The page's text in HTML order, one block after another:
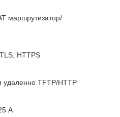
маршрутизатор/
HTTPS
удаленно TFTP/HTTP
А